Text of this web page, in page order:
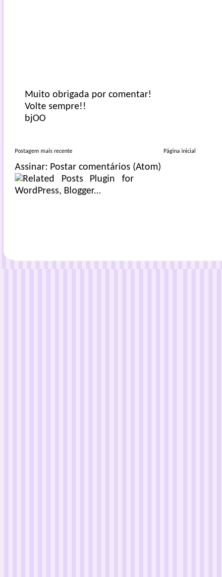
Muito obrigada por comentar!
Volte sempre!!
bjOO
Postagem mais recente Página inicial
Assinar: Postar comentários (Atom)